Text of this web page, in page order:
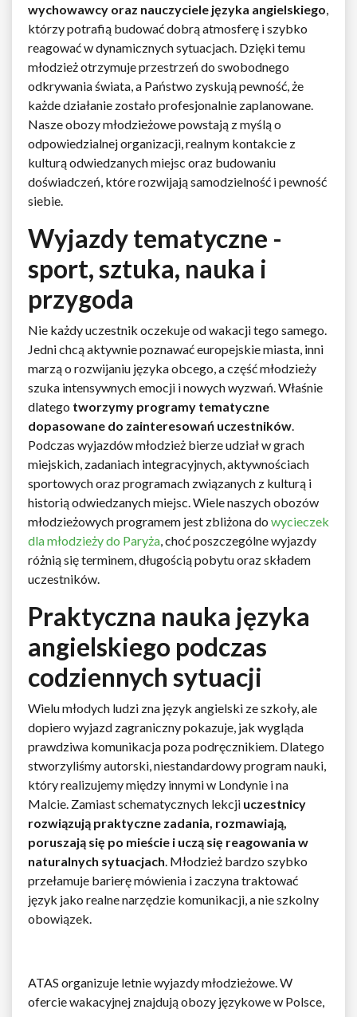
wychowawcy oraz nauczyciele języka angielskiego,
którzy potrafią budować dobrą atmosferę i szybko
reagować w dynamicznych sytuacjach. Dzięki temu
młodzież otrzymuje przestrzeń do swobodnego
odkrywania świata, a Państwo zyskują pewność, że
każde działanie zostało profesjonalnie zaplanowane.
Nasze obozy młodzieżowe powstają z myślą o
odpowiedzialnej organizacji, realnym kontakcie z
kulturą odwiedzanych miejsc oraz budowaniu
doświadczeń, które rozwijają samodzielność i pewność
siebie.
Wyjazdy tematyczne -
sport, sztuka, nauka i
przygoda
Nie każdy uczestnik oczekuje od wakacji tego samego.
Jedni chcą aktywnie poznawać europejskie miasta, inni
marzą o rozwijaniu języka obcego, a część młodzieży
szuka intensywnych emocji i nowych wyzwań. Właśnie
dlatego tworzymy programy tematyczne
dopasowane do zainteresowań uczestników.
Podczas wyjazdów młodzież bierze udział w grach
miejskich, zadaniach integracyjnych, aktywnościach
sportowych oraz programach związanych z kulturą i
historią odwiedzanych miejsc. Wiele naszych obozów
młodzieżowych programem jest zbliżona do wycieczek
dla młodzieży do Paryża, choć poszczególne wyjazdy
różnią się terminem, długością pobytu oraz składem
uczestników.
Praktyczna nauka języka
angielskiego podczas
codziennych sytuacji
Wielu młodych ludzi zna język angielski ze szkoły, ale
dopiero wyjazd zagraniczny pokazuje, jak wygląda
prawdziwa komunikacja poza podręcznikiem. Dlatego
stworzyliśmy autorski, niestandardowy program nauki,
który realizujemy między innymi w Londynie i na
Malcie. Zamiast schematycznych lekcji uczestnicy
rozwiązują praktyczne zadania, rozmawiają,
poruszają się po mieście i uczą się reagowania w
naturalnych sytuacjach. Młodzież bardzo szybko
przełamuje barierę mówienia i zaczyna traktować
język jako realne narzędzie komunikacji, a nie szkolny
obowiązek.
ATAS organizuje letnie wyjazdy młodzieżowe. W
ofercie wakacyjnej znajdują obozy językowe w Polsce,